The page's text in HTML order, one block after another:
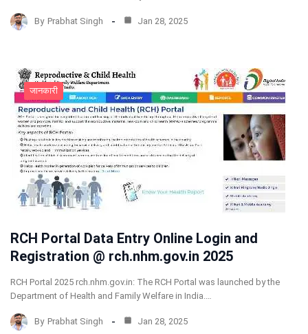
By Prabhat Singh Jan 28, 2025
जानकारी
RCH Portal Data Entry Online Login and
Registration @ rch.nhm.gov.in 2025
RCH Portal 2025 rch.nhm.gov.in: The RCH Portal was launched by the
Department of Health and Family Welfare in India.…
By Prabhat Singh Jan 28, 2025